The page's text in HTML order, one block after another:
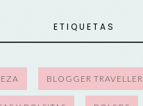
ETIQUETAS
BLOGGER TRAVELLER